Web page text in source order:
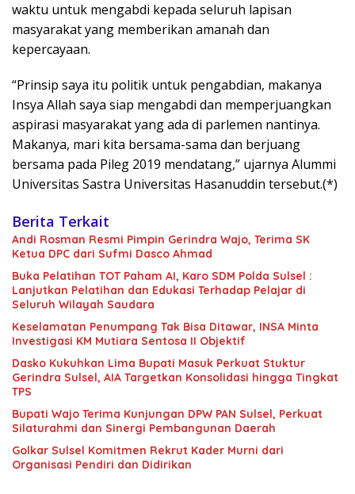
waktu untuk mengabdi kepada seluruh lapisan
masyarakat yang memberikan amanah dan
kepercayaan.
“Prinsip saya itu politik untuk pengabdian, makanya
Insya Allah saya siap mengabdi dan memperjuangkan
aspirasi masyarakat yang ada di parlemen nantinya.
Makanya, mari kita bersama-sama dan berjuang
bersama pada Pileg 2019 mendatang,” ujarnya Alummi
Universitas Sastra Universitas Hasanuddin tersebut.(*)
Berita Terkait
Andi Rosman Resmi Pimpin Gerindra Wajo, Terima SK
Ketua DPC dari Sufmi Dasco Ahmad
Buka Pelatihan TOT Paham AI, Karo SDM Polda Sulsel :
Lanjutkan Pelatihan dan Edukasi Terhadap Pelajar di
Seluruh Wilayah Saudara
Keselamatan Penumpang Tak Bisa Ditawar, INSA Minta
Investigasi KM Mutiara Sentosa II Objektif
Dasko Kukuhkan Lima Bupati Masuk Perkuat Stuktur
Gerindra Sulsel, AIA Targetkan Konsolidasi hingga Tingkat
TPS
Bupati Wajo Terima Kunjungan DPW PAN Sulsel, Perkuat
Silaturahmi dan Sinergi Pembangunan Daerah
Golkar Sulsel Komitmen Rekrut Kader Murni dari
Organisasi Pendiri dan Didirikan